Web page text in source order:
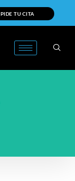
PIDE TU CITA